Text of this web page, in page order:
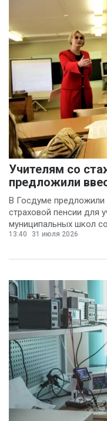
Учителям со
предложили
В Госдуме предложили
страховой пенсии для
муниципальных школ
13:40 31 июля 2026